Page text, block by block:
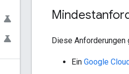
Diese Anforderungen
Ein Google